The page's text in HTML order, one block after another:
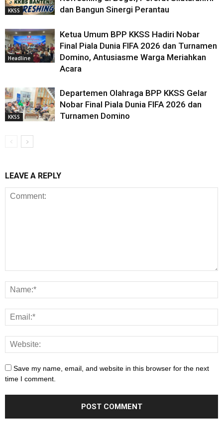
KKSS
dan Bangun Sinergi Perantau
Headline
Ketua Umum BPP KKSS Hadiri Nobar
Final Piala Dunia FIFA 2026 dan Turnamen
Domino, Antusiasme Warga Meriahkan
Acara
KKSS
Departemen Olahraga BPP KKSS Gelar
Nobar Final Piala Dunia FIFA 2026 dan
Turnamen Domino
LEAVE A REPLY
Save my name, email, and website in this browser for the next
time I comment.